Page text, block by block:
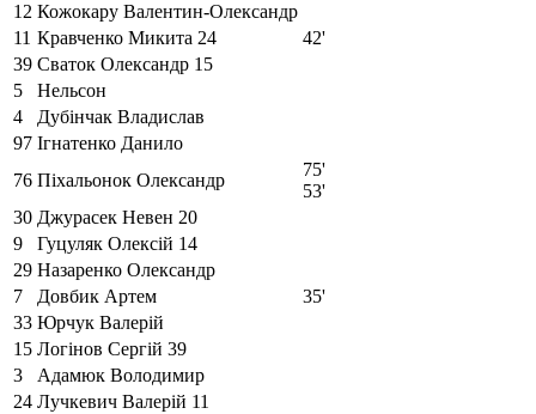
12 Кожокару Валентин-Олександр
11 Кравченко Микита 24
42'
39 Сваток Олександр 15
5
Нельсон
4
Дубінчак Владислав
97 Ігнатенко Данило
76 Піхальонок Олександр
75'
53'
30 Джурасек Невен 20
9
Гуцуляк Олексій 14
29 Назаренко Олександр
7
Довбик Артем
35'
33 Юрчук Валерій
15 Логінов Сергій 39
3
Адамюк Володимир
24 Лучкевич Валерій 11